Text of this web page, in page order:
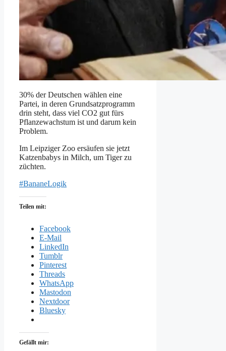
30% der Deutschen wählen eine
Partei, in deren Grundsatzprogramm
drin steht, dass viel CO2 gut fürs
Pflanzewachstum ist und darum kein
Problem.
Im Leipziger Zoo ersäufen sie jetzt
Katzenbabys in Milch, um Tiger zu
züchten.
#BananeLogik
Teilen mit:
Facebook
E-Mail
LinkedIn
Tumblr
Pinterest
Threads
WhatsApp
Mastodon
Nextdoor
Bluesky
Gefällt mir: